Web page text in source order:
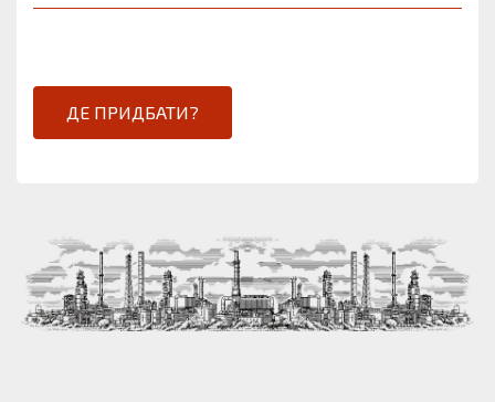
ДЕ ПРИДБАТИ?